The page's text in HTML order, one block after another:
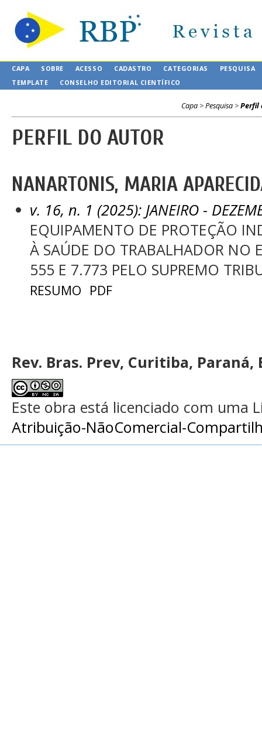
CAPA SOBRE ACESSO CADASTRO CATEGORIAS
PESQUISA
TEMPLATE
CONSELHO EDITORIAL CIENTÍFICO
Capa >Pesquisa >Perfil
PERFIL DO AUTOR
NANARTONIS, MARIA
v. 16, n. 1 (2025): JANEIRO -
EQUIPAMENTO DE PROTEÇÃO
À SAÚDE DO TRABALHADOR NO
555 E 7.773 PELO SUPREMO
RESUMO PDF
Rev. Bras. Prev, Curitiba, Paraná,
Este obra está licenciado com uma
Atribuição-NãoComercial-